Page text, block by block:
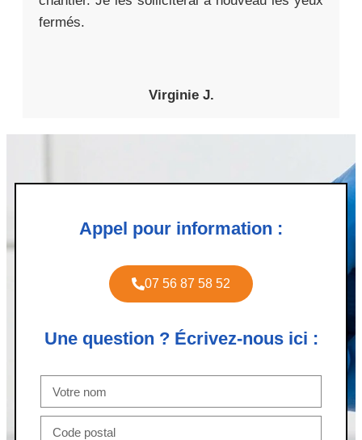
fermés.
Virginie J.
Appel pour information :
07 56 87 58 52
Une question ? Écrivez-nous ici :